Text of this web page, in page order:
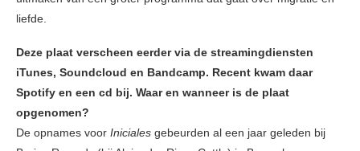
liefde.
Deze plaat verscheen eerder via de streamingdiensten
iTunes, Soundcloud en Bandcamp. Recent kwam daar
Spotify en een cd bij. Waar en wanneer is de plaat
opgenomen?
De opnames voor Iniciales gebeurden al een jaar geleden bij